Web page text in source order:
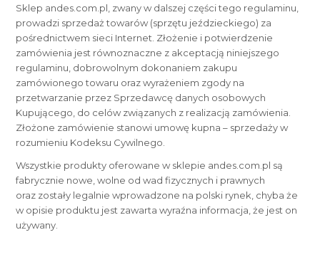
Sklep andes.com.pl, zwany w dalszej części tego regulaminu,
prowadzi sprzedaż towarów (sprzętu jeździeckiego) za
pośrednictwem sieci Internet. Złożenie i potwierdzenie
zamówienia jest równoznaczne z akceptacją niniejszego
regulaminu, dobrowolnym dokonaniem zakupu
zamówionego towaru oraz wyrażeniem zgody na
przetwarzanie przez Sprzedawcę danych osobowych
Kupującego, do celów związanych z realizacją zamówienia.
Złożone zamówienie stanowi umowę kupna – sprzedaży w
rozumieniu Kodeksu Cywilnego.
Wszystkie produkty oferowane w sklepie andes.com.pl są
fabrycznie nowe, wolne od wad fizycznych i prawnych
oraz zostały legalnie wprowadzone na polski rynek, chyba że
w opisie produktu jest zawarta wyraźna informacja, że jest on
używany.